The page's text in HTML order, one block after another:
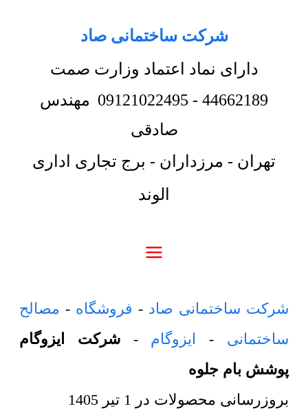
شرکت ساختمانی صاد
دارای نماد اعتماد وزارت صمت
44662189
-
09121022495 مهندس
صادقی
تهران - مرزداران - برج تجاری اداری
الوند
شرکت ساختمانی صاد - فروشگاه - مصالح
ساختمانی - ایزوگام -شرکت ایزوگام
پوشش بام جلوه
بروزرسانی محصولات در 1 تیر 1405